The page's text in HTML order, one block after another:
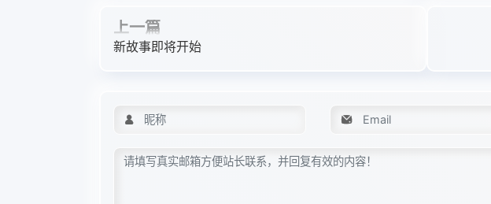
上一篇
新故事即将开始